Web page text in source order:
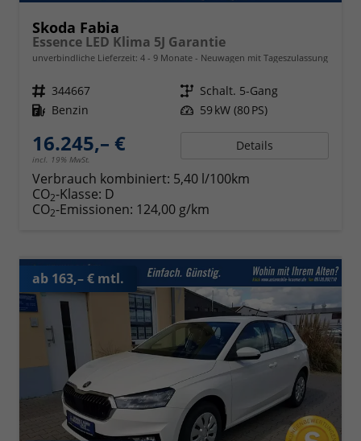
Skoda Fabia
Essence LED Klima 5J Garantie
unverbindliche Lieferzeit: 4 - 9 Monate Neuwagen mit Tageszulassung
Fahrzeugnr. 344667 Getriebe Schalt. 5-Gang
Kraftstoff Benzin Leistung 59 kW (80 PS)
16.245,– €
incl. 19% MwSt.
Details
Verbrauch kombiniert: 5,40 l/100km
CO2-Klasse: D
CO2-Emissionen: 124,00 g/km
ab 163,– € mtl.